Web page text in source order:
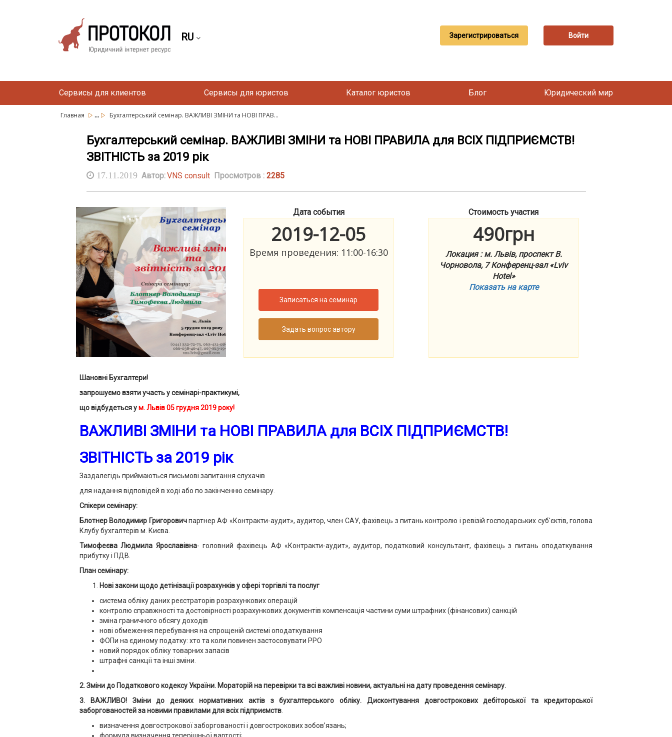
RU Зарегистрироваться Войти
Сервисы для клиентов Сервисы для юристов Каталог юристов Блог Юридический мир
Главная ... Бухгалтерський семінар. ВАЖЛИВІ ЗМІНИ та НОВІ ПРАВ...
Бухгалтерський семінар. ВАЖЛИВІ ЗМІНИ та НОВІ ПРАВИЛА для ВСІХ ПІДПРИЄМСТВ!
ЗВІТНІСТЬ за 2019 рік
17.11.2019 Автор:VNS consult Просмотров : 2285
Дата события
2019-12-05
Время проведения: 11:00-16:30
Записаться на семинар
Задать вопрос автору
Стоимость участия
490грн
Локация : м. Львів, проспект В.
Чорновола, 7 Конференц-зал «Lviv
Hotel»
Показать на карте
Шановні Бухгалтери!
запрошуємо взяти участь у семінарі-практикумі,
що відбудеться ум. Львів 05 грудня 2019 року!
ВАЖЛИВІ ЗМІНИ та НОВІ ПРАВИЛА для ВСІХ ПІДПРИЄМСТВ!
ЗВІТНІСТЬ за 2019 рік
Заздалегідь приймаються письмові запитання слухачів
для надання відповідей в ході або по закінченню семінару.
Спікери семінару:
Блотнер Володимир Григоровичпартнер АФ «Контракти-аудит», аудитор, член САУ, фахівець з питань контролю і ревізій господарських суб'єктів, голова
Клубу бухгалтерів м. Києва.
Тимофеєва Людмила Ярославівна- головний фахівець АФ «Контракти-аудит», аудитор, податковий консультант, фахівець з питань оподаткування
прибутку і ПДВ.
План семінару:
Нові закони щодо детінізації розрахунків у сфері торгівлі та послуг
система обліку даних реєстраторів розрахункових операцій
контролю справжності та достовірності розрахункових документів компенсація частини суми штрафних (фінансових) санкцій
зміна граничного обсягу доходів
нові обмеження перебування на спрощеній системі оподаткування
ФОПи на єдиному податку: хто та коли повинен застосовувати РРО
новий порядок обліку товарних запасів
штрафні санкції та інші зміни.
2. Зміни до Податкового кодексу України. Мораторій на перевірки та всі важливі новини, актуальні на дату проведення семінару.
3. ВАЖЛИВО! Зміни до деяких нормативних актів з бухгалтерського обліку.
Дисконтування довгострокових дебіторської та кредиторської
заборгованостей за новими правилами для всіх підприємств
визначення довгострокової заборгованості і довгострокових зобов’язань;